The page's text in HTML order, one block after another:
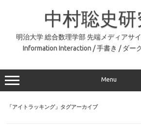
中村聡史研
明治大学 総合数理学部 先端メディアサ
Information Interaction / 手書き / ダー
Menu
「アイトラッキング」タグアーカイブ